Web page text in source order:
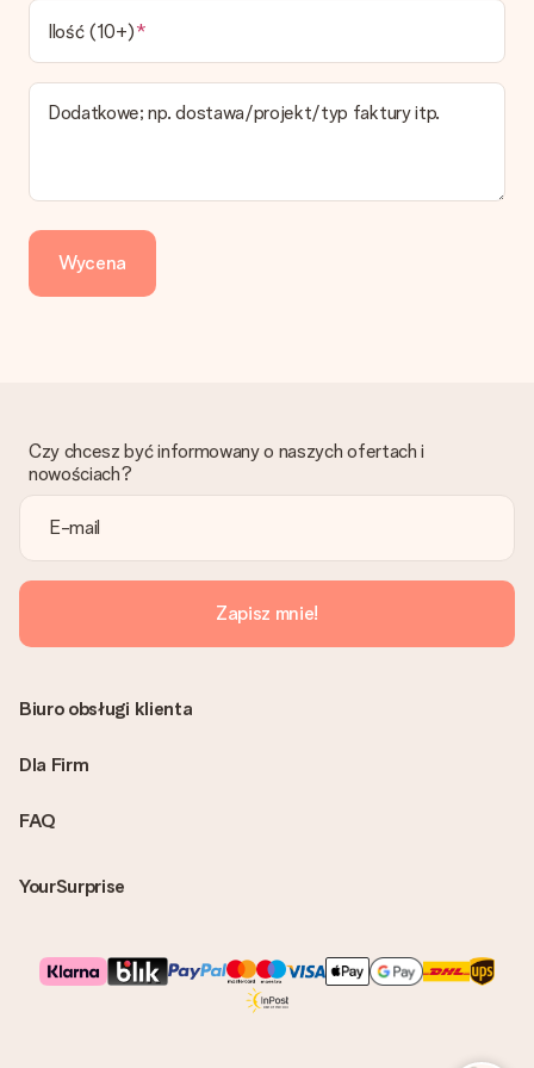
W koszyku zamówień mamy kilka opcji dostawy. Termin
pokazany na stronie produktu odnosi się do najtańszej i
najwolniejszej formy wysyłki.
Zapłata
Dotpay, karta kredytowa, lub przelew bankowy. W przypadku
dni przedłużenia dostawy - kwota musi zostać zaksięgowana,
aby zamówienie trafiło do produkcji. Robiąc przelew, należy
wybrać Przelew Krajowy Europejski.
Czy faktura jest wysyłana razem z zamówieniem?
Żaden rachunek lub faktura nie jest wysyłany z zamówieniem.
Możesz ją również znaleźć na koncie MySurprise. Dzięki temu
możesz wysłać prezent bezpośrednio do odbiorcy, co będzie
prawdziwą niespodzianką!
Ilość (10+)
Dodatkowe; np. dostawa/projekt/typ faktury itp.
Wycena
Czy chcesz być informowany o naszych ofertach i
nowościach?
Zapisz mnie!
FAQ
YourSurprise
Biuro obsługi klienta
Dla Firm